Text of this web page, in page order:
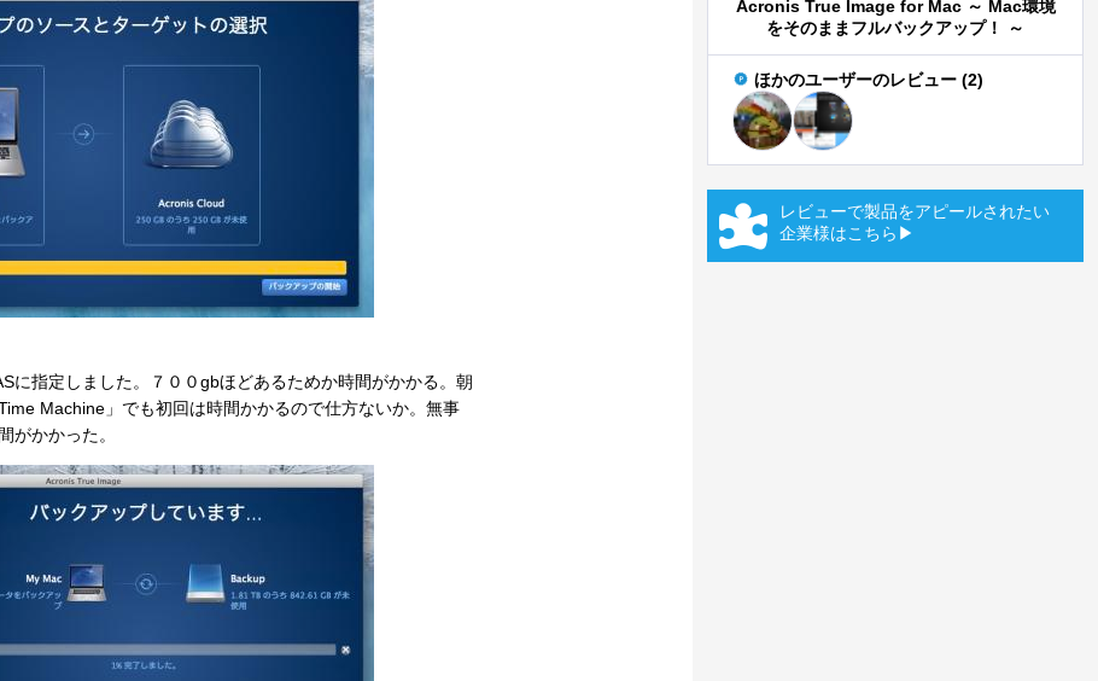
に指定しました。７００gbほどあるためか時間がかかる。朝
Machine」でも初回は時間かかるので仕方ないか。無事
がかかった。
Acronis True Image for Mac ～ Mac環境
をそのままフルバックアップ！ ～
ほかのユーザーのレビュー (2)
レビューで製品をアピールされたい
企業様はこちら▶